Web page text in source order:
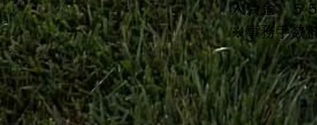
入会金 ５
※事務手数